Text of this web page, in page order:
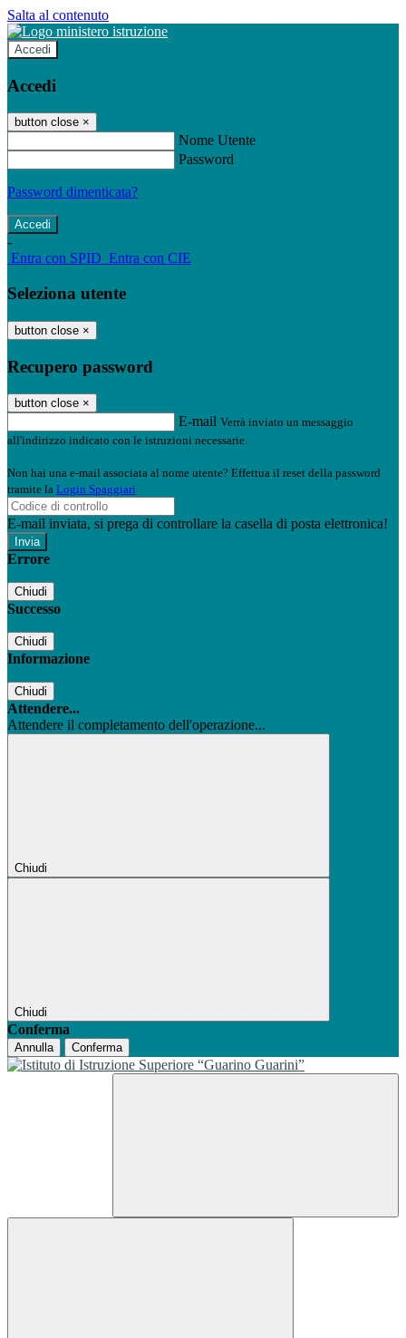
Salta al contenuto
Accedi
Accedi
button close ×
Nome Utente
Password
Password dimenticata?
-
Entra con SPID Entra con CIE
Seleziona utente
button close ×
Recupero password
button close ×
E-mail Verrà inviato un messaggio
all'indirizzo indicato con le istruzioni necessarie.
Non hai una e-mail associata al nome utente? Effettua il reset della password
tramite la Login Spaggiari
E-mail inviata, si prega di controllare la casella di posta elettronica!
Errore
Chiudi
Successo
Chiudi
Informazione
Chiudi
Attendere...
Attendere il completamento dell'operazione...
Chiudi
Chiudi
Conferma
Annulla Conferma